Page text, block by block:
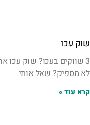
שוק עכו
3 שווקים בעכו? שוק עכו
לא מספיק? שאל אותי
קרא עוד »